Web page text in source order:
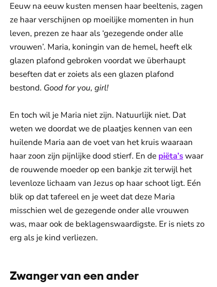
Eeuw na eeuw kusten mensen haar beeltenis, zagen
ze haar verschijnen op moeilijke momenten in hun
leven, prezen ze haar als ‘gezegende onder alle
vrouwen’. Maria, koningin van de hemel, heeft elk
glazen plafond gebroken voordat we überhaupt
beseften dat er zoiets als een glazen plafond
bestond. Good for you, girl!
En toch wil je Maria niet zijn. Natuurlijk niet. Dat
weten we doordat we de plaatjes kennen van een
huilende Maria aan de voet van het kruis waaraan
haar zoon zijn pijnlijke dood stierf. En de piëta’swaar
de rouwende moeder op een bankje zit terwijl het
levenloze lichaam van Jezus op haar schoot ligt. Eén
blik op dat tafereel en je weet dat deze Maria
misschien wel de gezegende onder alle vrouwen
was, maar ook de beklagenswaardigste. Er is niets zo
erg als je kind verliezen.
Zwanger van een ander